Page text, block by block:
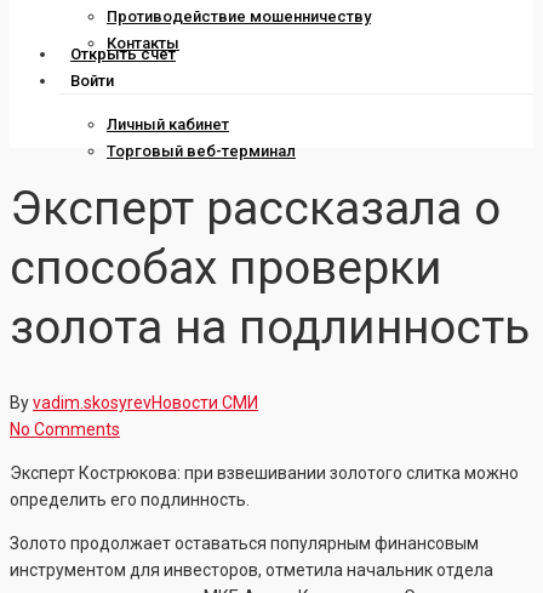
Противодействие мошенничеству
Контакты
Открыть счет
Войти
Личный кабинет
Торговый веб-терминал
Эксперт рассказала о
способах проверки
золота на подлинность
Byvadim.skosyrevНовости СМИ
No Comments
Эксперт Кострюкова: при взвешивании золотого слитка можно
определить его подлинность.
Золото продолжает оставаться популярным финансовым
инструментом для инвесторов, отметила начальник отдела